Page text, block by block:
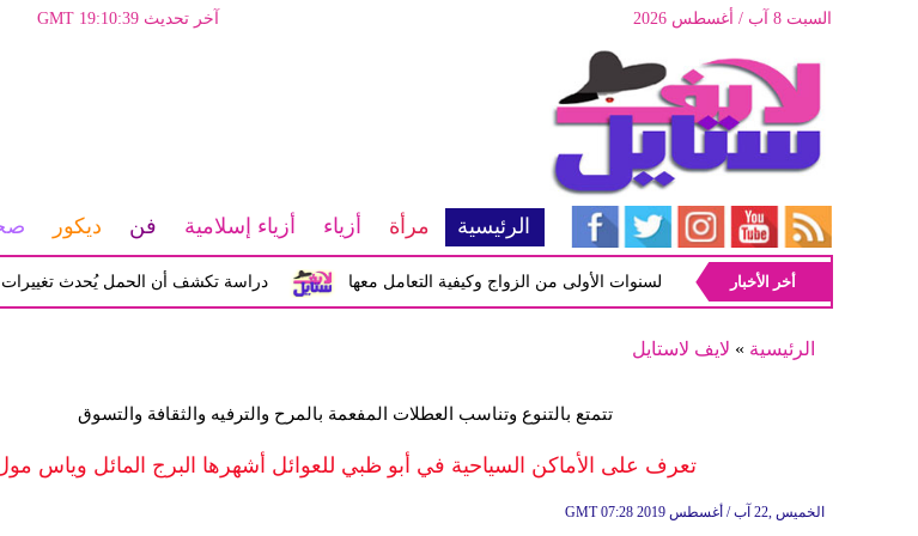
آخر تحديث GMT 19:10:39 السبت 8 آب / أغسطس 2026
الرئيسية مرأة أزياء أزياء إسلامية فن ديكور
دراسة تكشف أن الحمل يُحدث تغييرات أبرز المشاكل شيوعاً في السنوات الأولى من الزواج وكيفية التعامل معها
أخر الأخبار
الرئيسية » لايف لاستايل
تتمتع بالتنوع وتناسب العطلات المفعمة بالمرح والترفيه والثقافة والتسوق
تعرف على الأماكن السياحية في أبو ظبي للعوائل أشهرها البرج المائل وياس
GMT 07:28 2019 الخميس ,22 آب / أغسطس